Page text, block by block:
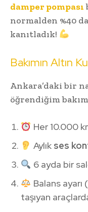
damper pompası
normalden %40
kanıtladık!
Bakımın Altın
Ankara’daki bir
öğrendiğim
Her 10.000
Aylık ses
6 ayda bir
Balans ayarı
taşıyan